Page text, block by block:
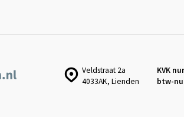
Veldstraat 2a
4033AK, Lienden
KVK
btw-